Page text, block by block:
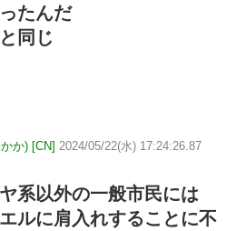
たんだ
同じ
か) [CN] 2024/05/22(水) 17:24:26.87
系以外の一般市民には
ルに肩入れすることに不